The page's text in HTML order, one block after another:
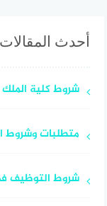
أحدث المقالات
شروط كلية الملك
متطلبات وشروط
شروط التوظيف في